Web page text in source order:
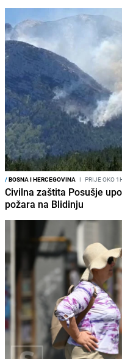
/BOSNA I HERCEGOVINA I PRIJE OKO
Civilna zaštita Posušje
požara na Blidinju